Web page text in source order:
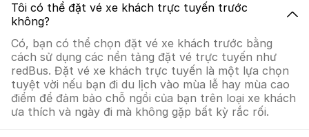
Tôi có thể đặt vé xe khách trực tuyến trước
không?
Có, bạn có thể chọn đặt vé xe khách trước bằng
cách sử dụng các nền tảng đặt vé trực tuyến như
redBus. Đặt vé xe khách trực tuyến là một lựa chọn
tuyệt vời nếu bạn đi du lịch vào mùa lễ hay mùa cao
điểm để đảm bảo chỗ ngồi của bạn trên loại xe khách
ưa thích và ngày đi mà không gặp bất kỳ rắc rối.